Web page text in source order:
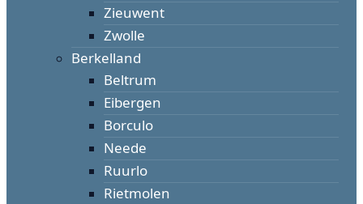
Zieuwent
Zwolle
Berkelland
Beltrum
Eibergen
Borculo
Neede
Ruurlo
Rietmolen